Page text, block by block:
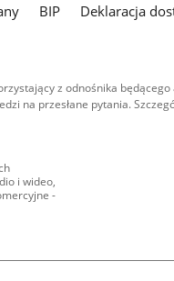
BIP
Deklaracja
z odnośnika
na przesłane pytania.
i wideo,
-